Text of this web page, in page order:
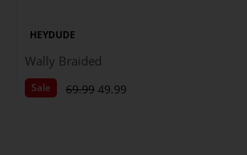
HEYDUDE
Wally Braided
Sale 69.99 49.99